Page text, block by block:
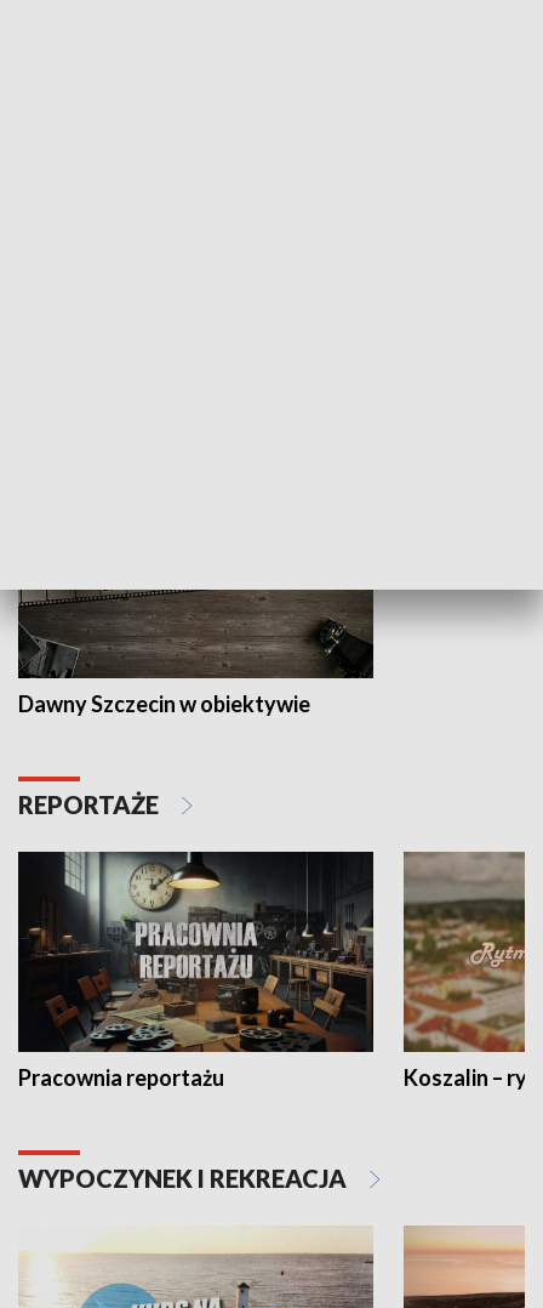
Dawny Szczecin w obiektywie
REPORTAŻE
Pracownia reportażu Koszalin –
WYPOCZYNEK I REKREACJA